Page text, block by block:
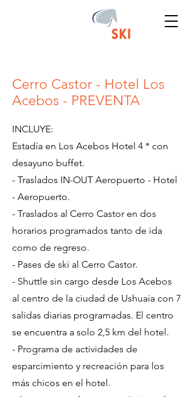
Cerro Castor - Hotel Los
Acebos - PREVENTA
INCLUYE:
Estadía en Los Acebos Hotel 4 * con
desayuno buffet.
- Traslados IN-OUT Aeropuerto - Hotel
- Aeropuerto.
- Traslados al Cerro Castor en dos
horarios programados tanto de ida
como de regreso.
- Pases de ski al Cerro Castor.
- Shuttle sin cargo desde Los Acebos
al centro de la ciudad de Ushuaia con 7
salidas diarias programadas. El centro
se encuentra a solo 2,5 km del hotel.
- Programa de actividades de
esparcimiento y recreación para los
más chicos en el hotel.